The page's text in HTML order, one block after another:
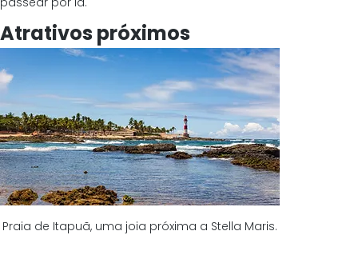
Atrativos próximos
Praia de Itapuã, uma joia próxima a Stella Maris.